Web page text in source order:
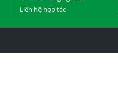
Liên hệ hợp tác